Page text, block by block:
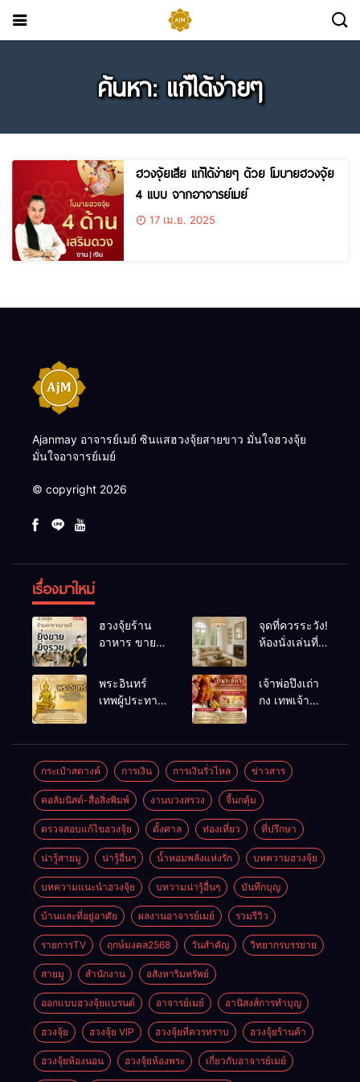
ค้นหา: แก้ได้ง่ายๆ
ฮวงจุ้ยเสีย แก้ได้ง่ายๆ ด้วย โมบายฮวงจุ้ย
4 แบบ จากอาจารย์เมย์
17 เม.ย. 2025
Ajanmay อาจารย์เมย์ ซินแสฮวงจุ้ยสายขาว มั่นใจฮวงจุ้ย
มั่นใจอาจารย์เมย์
© copyright 2026
เรื่องมาใหม่
ฮวงจุ้ยร้าน
อาหาร ขายดี
เคล็ดลับปรับ
ดวง ปรับร้าน
ให้ลูกค้าแน่น
จุดที่ควรระวัง!
ห้องนั่งเล่นที่
พลังชีวิต
พระอินทร์
เทพผู้ประทาน
เจ้าพ่อปึงเถ่า
กง เทพเจ้า
กระเป๋าสตางค์ การเงิน การเงินรั่วไหล ข่าวสาร
คอลัมนิสต์-สื่อสิ่งพิมพ์ งานบวงสรวง จี้นกคุ้ม
ตรวจสอบแก้ไขฮวงจุ้ย ตั้งศาล ท่องเที่ยว ที่ปรึกษา
น่ารู้สายมู น่ารู้อื่นๆ น้ำหอมพลังแห่งรัก บทความฮวงจุ้ย
บทความแนะนำฮวงจุ้ย บทวามน่ารู้อื่นๆ บันทึกบุญ
บ้านและที่อยู่อาศัย ผลงานอาจารย์เมย์ รวมรีวิว
รายการTV ฤกษ์มงคล2568 วันสำคัญ วิทยากรบรรยาย
สายมู สำนักงาน อสังหาริมทรัพย์
ออกแบบฮวงจุ้ยแบรนด์ อาจารย์เมย์ อานิสงส์การทำบุญ
ฮวงจุ้ย ฮวงจุ้ย VIP ฮวงจุ้ยที่ควรทราบ ฮวงจุ้ยร้านค้า
ฮวงจุ้ยห้องนอน ฮวงจุ้ยห้องพระ เกี่ยวกับอาจารย์เมย์